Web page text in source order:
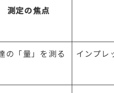
測定の焦点
の「量」を測る インプレ